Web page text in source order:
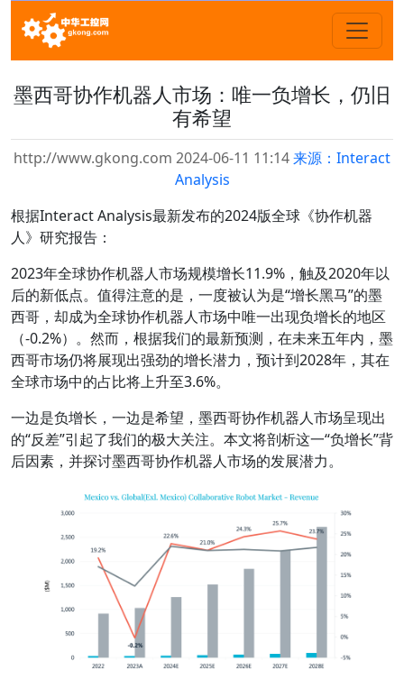
墨西哥协作机器人市场：唯一负增长，仍旧
有希望
http://www.gkong.com 2024-06-11 11:14来源：Interact
Analysis
根据Interact Analysis最新发布的2024版全球《协作机器
人》研究报告：
2023年全球协作机器人市场规模增长11.9%，触及2020年以
后的新低点。值得注意的是，一度被认为是“增长黑马”的墨
西哥，却成为全球协作机器人市场中唯一出现负增长的地区
（-0.2%）。然而，根据我们的最新预测，在未来五年内，墨
西哥市场仍将展现出强劲的增长潜力，预计到2028年，其在
全球市场中的占比将上升至3.6%。
一边是负增长，一边是希望，墨西哥协作机器人市场呈现出
的“反差”引起了我们的极大关注。本文将剖析这一“负增长”背
后因素，并探讨墨西哥协作机器人市场的发展潜力。